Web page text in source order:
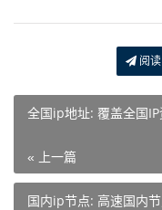
阅读
全国ip地址: 覆盖全国
« 上一篇
国内ip节点: 高速国内